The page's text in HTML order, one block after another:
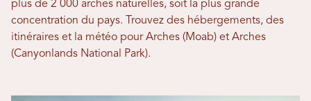
plus de 2 000 arches naturelles, soit la plus grande
concentration du pays. Trouvez des hébergements, des
itinéraires et la météo pour Arches (Moab) et Arches
(Canyonlands National Park).